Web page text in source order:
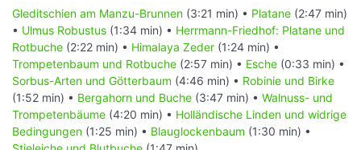
Gleditschien am Manzu-Brunnen (3:21 min) • Platane (2:47 min)
• Ulmus Robustus (1:34 min) • Herrmann-Friedhof: Platane und
Rotbuche (2:22 min) • Himalaya Zeder (1:24 min) •
Trompetenbaum und Rotbuche (2:57 min) • Esche (0:33 min) •
Sorbus-Arten und Götterbaum (4:46 min) • Robinie und Birke
(1:52 min) • Bergahorn und Buche (3:47 min) • Walnuss- und
Trompetenbäume (4:20 min) • Holländische Linden und widrige
Bedingungen (1:25 min) • Blauglockenbaum (1:30 min) •